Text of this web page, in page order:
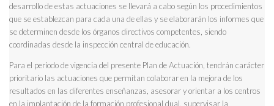
desarrollo de estas actuaciones se llevará a cabo según los procedimientos
que se establezcan para cada una de ellas y se elaborarán los informes que
se determinen desde los órganos directivos competentes, siendo
coordinadas desde la inspección central de educación.
Para el período de vigencia del presente Plan de Actuación, tendrán carácter
prioritario las actuaciones que permitan colaborar en la mejora de los
resultados en las diferentes enseñanzas, asesorar y orientar a los centros
en la implantación de la formación profesional dual, supervisar la